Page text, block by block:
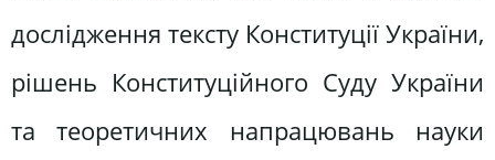
дослідження тексту Конституції України,
рішень Конституційного Суду України
та теоретичних напрацювань науки